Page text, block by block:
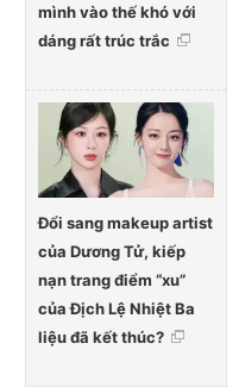
mình vào thế khó với
dáng rất trúc trắc
Đổi sang makeup artist
của Dương Tử, kiếp
nạn trang điểm “xu”
của Địch Lệ Nhiệt Ba
liệu đã kết thúc?